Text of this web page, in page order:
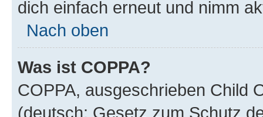
dich einfach erneut und nimm
Nach oben
Was ist COPPA?
COPPA, ausgeschrieben Child
(deutsch: Gesetz zum Schutz